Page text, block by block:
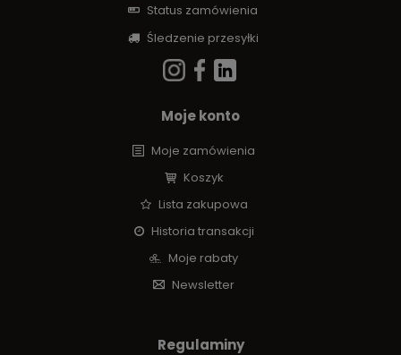
Status zamówienia
Śledzenie przesyłki
Moje konto
Moje zamówienia
Koszyk
Lista zakupowa
Historia transakcji
Moje rabaty
Newsletter
Regulaminy